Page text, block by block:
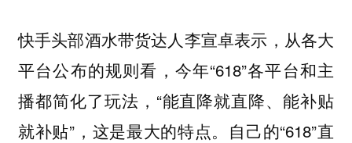
快手头部酒水带货达人李宣卓表示，从各大
平台公布的规则看，今年“618”各平台和主
播都简化了玩法，“能直降就直降、能补贴
就补贴”，这是最大的特点。自己的“618”直